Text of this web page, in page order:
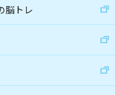
脳トレ